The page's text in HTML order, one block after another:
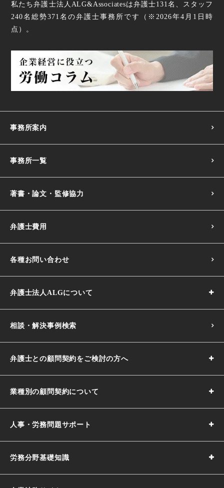
私たち弁護士法人ALG&Associatesは弁護士131名、スタッフ
240名総勢371 名の弁護士事務所です（ ※2026年4月1日時
点 ）。
事務所案内
事務所一覧
著書・論文・監修協力
弁護士費用
各種お問い合わせ
弁護士法人ALGについて
相談・解決事例検索
弁護士との顧問契約をご検討の方へ
業種別の顧問契約について
人事・労務問題サポート
労務分野基礎知識